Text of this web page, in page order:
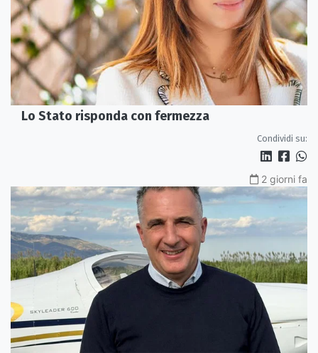
Lo Stato risponda con fermezza
Condividi su:
2 giorni fa